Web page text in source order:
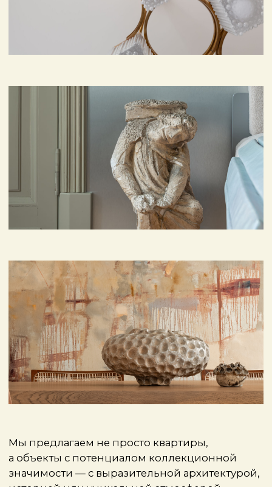
Мы предлагаем не просто квартиры,
а объекты с потенциалом коллекционной
значимости — с выразительной архитектурой,
историей или уникальной атмосферой.
Совместно с экспертами из мира искусства
мы помогаем наполнить такие пространства
художественным содержанием:
от современных произведений до редких
предметов интерьера. Это услуга для тех, кто
ценит эстетику, видит в недвижимости
не только функциональность, но и форму
и культурным характером
Консультации по оформлению
пространства искусством
Формирование персональной
коллекции в интерьере
Доступ к закрытым предложениям
и арт-объектам
Must Have Arte — для тех, кто воспринимает
дом как часть своей культурной и личной
идентичности, пространство, наполненное
смыслом и вдохновением.
Здесь только те, кого искренне любим — тех,
рекомендации — не партнёрские
обязательства, не реклама: просто признание
вкуса и уважения.